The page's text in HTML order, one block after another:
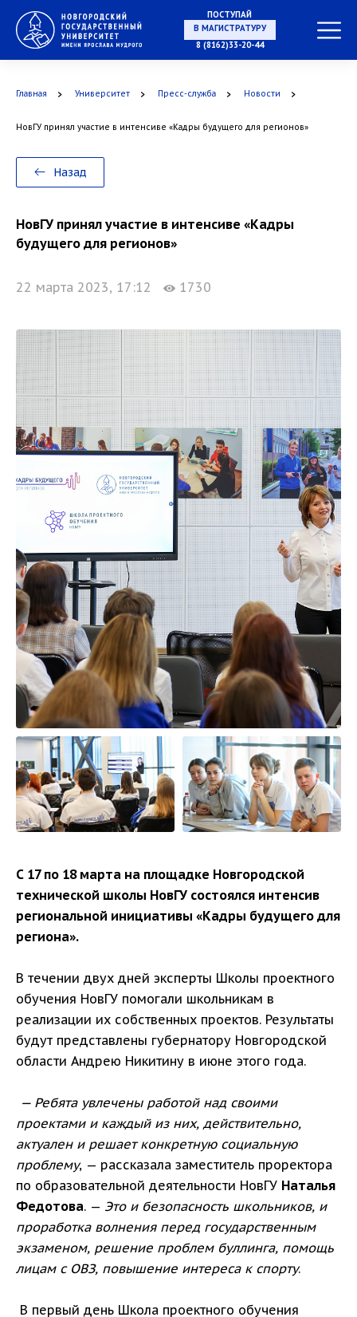
ПОСТУПАЙ
В МАГИСТРАТУРУ
8 (8162)33-20-44
Главная Университет Пресс-служба Новости
НовГУ принял участие в интенсиве «Кадры будущего для регионов»
Назад
НовГУ принял участие в интенсиве «Кадры
будущего для регионов»
22 марта 2023, 17:12 1730
С 17 по 18 марта на площадке Новгородской
технической школы НовГУ состоялся интенсив
региональной инициативы «Кадры будущего для
региона».
В течении двух дней эксперты Школы проектного
обучения НовГУ помогали школьникам в
реализации их собственных проектов. Результаты
будут представлены губернатору Новгородской
области Андрею Никитину в июне этого года.
— Ребята увлечены работой над своими
проектами и каждый из них, действительно,
актуален и решает конкретную социальную
проблему, — рассказала заместитель проректора
по образовательной деятельности НовГУ Наталья
Федотова. — Это и безопасность школьников, и
проработка волнения перед государственным
экзаменом, решение проблем буллинга, помощь
лицам с ОВЗ, повышение интереса к спорту.
В первый день Школа проектного обучения